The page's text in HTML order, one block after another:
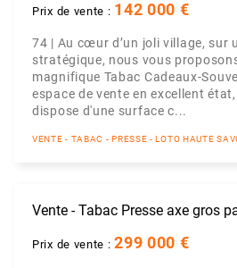
Prix de vente : 142 000 €
74 | Au cœur d’un joli village, sur
stratégique, nous vous
magnifique Tabac Cadeaux-
espace de vente en excellent
dispose d'une surface c...
VENTE - TABAC - PRESSE - LOTO HAUTE
Vente - Tabac Presse axe gros
Prix de vente :299 000 €